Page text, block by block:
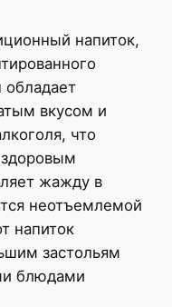
напиток,
вкусом и
что
жажду в
неотъемлемой
напиток
застольям
блюдами